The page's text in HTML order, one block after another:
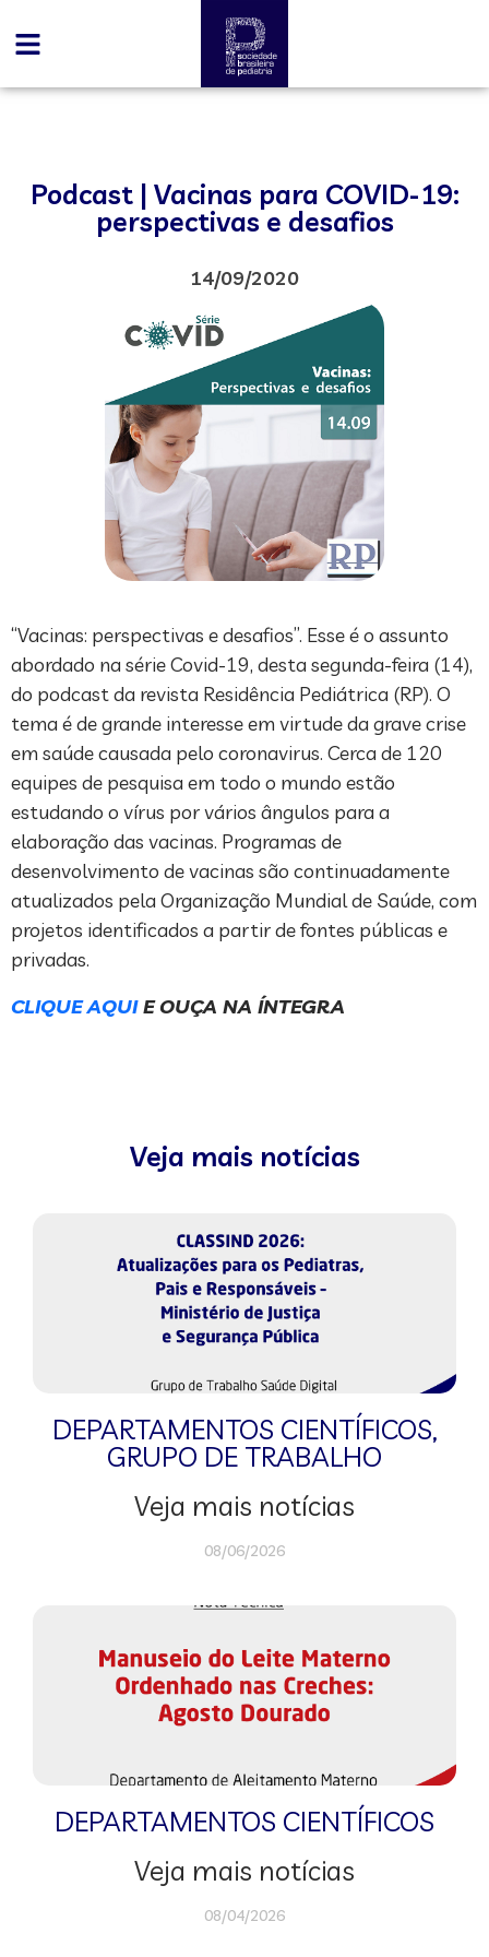
Podcast | Vacinas para COVID-19:
perspectivas e desafios
14/09/2020
“Vacinas: perspectivas e desafios”. Esse é o assunto
abordado na série Covid-19, desta segunda-feira (14),
do podcast da revista Residência Pediátrica (RP). O
tema é de grande interesse em virtude da grave crise
em saúde causada pelo coronavirus. Cerca de 120
equipes de pesquisa em todo o mundo estão
estudando o vírus por vários ângulos para a
elaboração das vacinas. Programas de
desenvolvimento de vacinas são continuadamente
atualizados pela Organização Mundial de Saúde, com
projetos identificados a partir de fontes públicas e
privadas.
CLIQUE AQUIE OUÇA NA ÍNTEGRA
Veja mais notícias
DEPARTAMENTOS CIENTÍFICOS,
GRUPO DE TRABALHO
Veja mais notícias
08/06/2026
DEPARTAMENTOS CIENTÍFICOS
Veja mais notícias
08/04/2026